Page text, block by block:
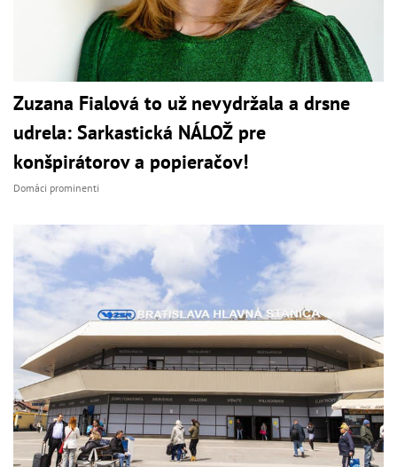
Zuzana Fialová to už nevydržala a drsne
udrela: Sarkastická NÁLOŽ pre
konšpirátorov a popieračov!
Domáci prominenti